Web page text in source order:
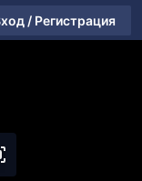
/ Регистрация